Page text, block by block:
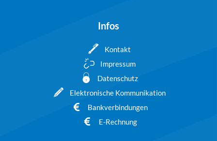
Infos
Kontakt
Impressum
Datenschutz
Elektronische Kommunikation
Bankverbindungen
E-Rechnung